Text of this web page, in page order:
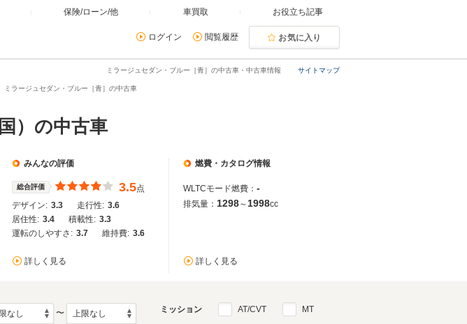
保険/ローン/他 車買取 お役立ち記事
ログイン 閲覧履歴 お気に入り
サイトマップ
ミラージュセダン・ブルー［青］の中古車・中古車情報
ミラージュセダン・ブルー［青］の中古車
）の中古車
みんなの評価
総合評価 3.5点
デザイン: 3.3 走行性: 3.6
居住性: 3.4 積載性: 3.3
運転のしやすさ: 3.7 維持費: 3.6
詳しく見る
燃費・カタログ情報
WLTCモード燃費： -
排気量： 1298～ 1998cc
詳しく見る
〜 ミッション AT/CVT MT